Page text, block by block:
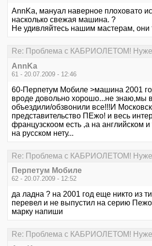
AnnKa, мануал наверное плоховато
насколько свежая машина. ?
Не удивляйтесь нашим мастерам, они
Re: Проблема с КАБРИОЛЕТОМ!
AnnKa
61 - 20.07.2009 - 12:46
60-Перпетум Мобиле >машина 2001
вроде довольно хорошо...не знаю,мы
объездили/обзвонили все!!!И
представительство ПЕжо! и весь
французскоом есть ,а на английском
на русском нету...
Re: Проблема с КАБРИОЛЕТОМ!
Перпетум Мобиле
62 - 20.07.2009 - 12:52
да ладна ? на 2001 год еще никто из
перевел и не выпустил на серию
марку напиши
Re: Проблема с КАБРИОЛЕТОМ!